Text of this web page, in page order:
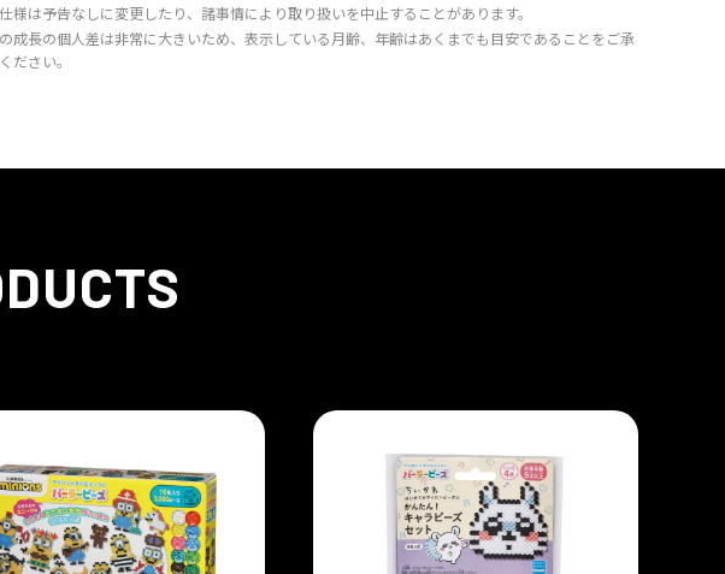
様は予告なしに変更したり、諸事情により取り扱いを中止することがあります。
成長の個人差は非常に大きいため、表示している月齢、年齢はあくまでも目安であることをご承
ださい。